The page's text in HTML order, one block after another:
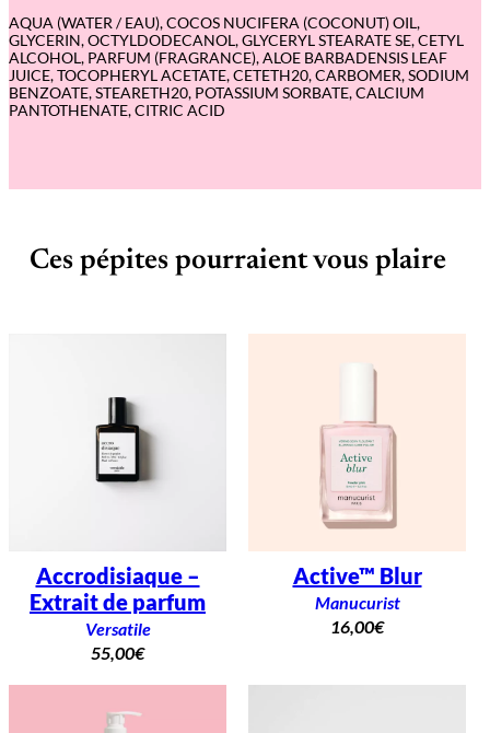
G
E
C
Ô
T
E
AQUA (WATER / EAU), COCOS NUCIFERA (COCONUT) OIL,
GLYCERIN, OCTYLDODECANOL, GLYCERYL STEARATE SE, CETYL
ALCOHOL, PARFUM (FRAGRANCE), ALOE BARBADENSIS LEAF
JUICE, TOCOPHERYL ACETATE, CETETH20, CARBOMER, SODIUM
BENZOATE, STEARETH20, POTASSIUM SORBATE, CALCIUM
PANTOTHENATE, CITRIC ACID
Ces pépites pourraient vous plaire
Accrodisiaque –
Extrait de parfum
Versatile
55,00€
Active™ Blur
Manucurist
16,00€